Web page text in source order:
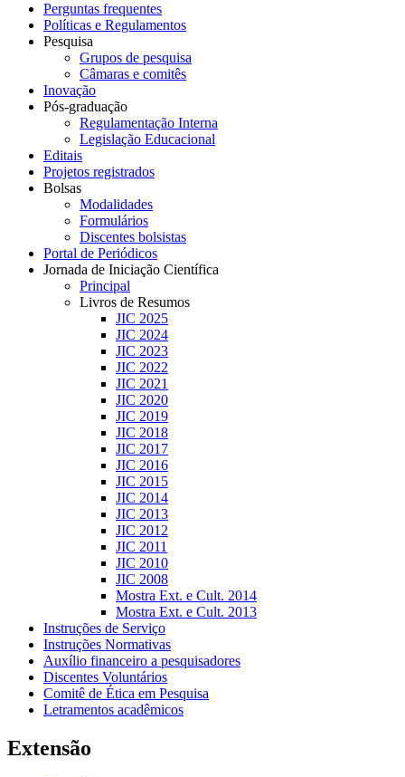
Perguntas frequentes
Políticas e Regulamentos
Pesquisa
Grupos de pesquisa
Câmaras e comitês
Inovação
Pós-graduação
Regulamentação Interna
Legislação Educacional
Editais
Projetos registrados
Bolsas
Modalidades
Formulários
Discentes bolsistas
Portal de Periódicos
Jornada de Iniciação Científica
Principal
Livros de Resumos
JIC 2025
JIC 2024
JIC 2023
JIC 2022
JIC 2021
JIC 2020
JIC 2019
JIC 2018
JIC 2017
JIC 2016
JIC 2015
JIC 2014
JIC 2013
JIC 2012
JIC 2011
JIC 2010
JIC 2008
Mostra Ext. e Cult. 2014
Mostra Ext. e Cult. 2013
Instruções de Serviço
Instruções Normativas
Auxílio financeiro a pesquisadores
Discentes Voluntários
Comitê de Ética em Pesquisa
Letramentos acadêmicos
Extensão